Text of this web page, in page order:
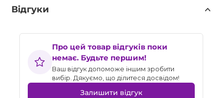
Відгуки
Про цей товар відгуків поки
немає. Будьте першим!
Ваш відгук допоможе іншим зробити
вибір. Дякуємо, що ділитеся досвідом!
Залишити відгук